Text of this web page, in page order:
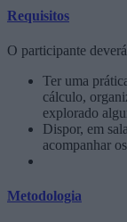
Requisitos
O participante
Ter uma
cálculo,
explorado
Dispor, em
acompanhar
Metodologia